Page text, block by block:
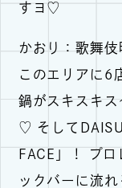
すヨ♡
かおり：歌舞
このエリアに6
鍋がスキスキ
♡ そして
FACE」！ プ
ックバーに流